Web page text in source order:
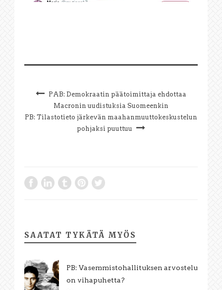
PAB: Demokraatin päätoimittaja ehdottaa
Macronin uudistuksia Suomeenkin
PB: Tilastotieto järkevän maahanmuuttokeskustelun
pohjaksi puuttuu
SAATAT TYKÄTÄ MYÖS
PB: Vasemmistohallituksen arvostelu
on vihapuhetta?